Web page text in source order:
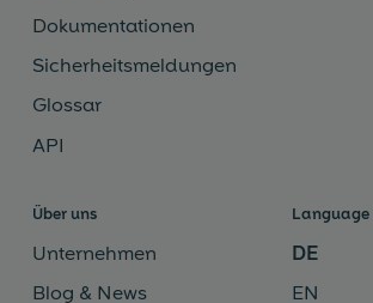
Dokumentationen
Sicherheitsmeldungen
Glossar
API
Über uns
Unternehmen
Blog & News
Language
DE
EN